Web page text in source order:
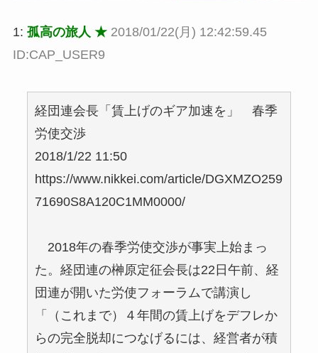
1: 孤高の旅人 ★ 2018/01/22(月) 12:42:59.45
ID:CAP_USER9
経団連会長「賃上げのギア加速を」 春季
労使交渉
2018/1/22 11:50
https://www.nikkei.com/article/DGXMZO259
71690S8A120C1MM0000/
2018年の春季労使交渉が事実上始まっ
た。経団連の榊原定征会長は22日午前、経
団連が開いた労使フォーラムで講演し
「（これまで）４年間の賃上げをデフレか
らの完全脱却につなげるには、経営者が積